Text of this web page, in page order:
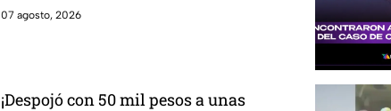
07 agosto, 2026
¡Despojó con 50 mil pesos a unas